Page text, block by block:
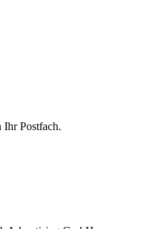
Ihr Postfach.